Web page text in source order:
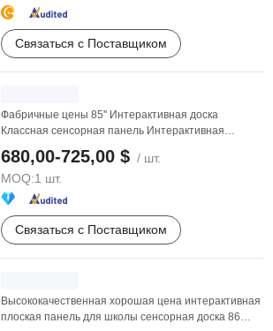
Связаться с Поставщиком
Фабричные цены 85'' Интерактивная доска
Классная сенсорная панель Интерактивная
680,00-725,00 $ / шт.
MOQ:1 шт.
Связаться с Поставщиком
Высококачественная хорошая цена интерактивная
плоская панель для школы сенсорная доска 86